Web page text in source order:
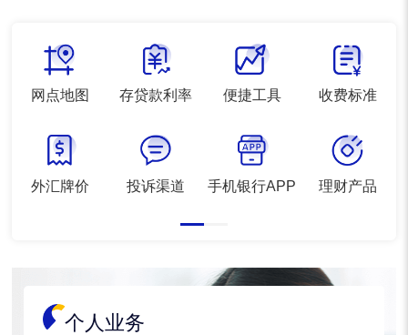
网点地图
外汇牌价
存贷款利率
投诉渠道
便捷工具
手机银行APP
收费标准
理财产品
个人业务